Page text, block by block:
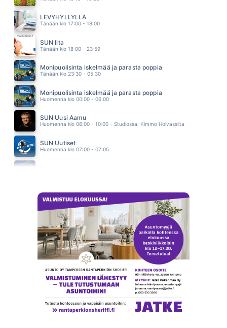
ROBBIE WILLIAMS
07.25
JANNA
07.19
LEVYHYLLYLLÄ
Tänään klo 17:00 - 18:00
SUN Ilta
Tänään klo 18:00 - 23:59
Monipuolisinta iskelmää ja parasta poppia
Tänään klo 23:30 - 05:30
Monipuolisinta iskelmää ja parasta poppia
Huomenna klo 00:00 - 06:00
SUN Uusi Aamu
Huomenna klo 06:00 - 10:00 - Studiossa: Kimmo Hoivassilta
SUN Uutiset
Huomenna klo 07:00 - 07:05